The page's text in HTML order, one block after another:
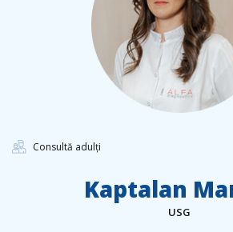
Consultă adulți
Kaptalan
USG